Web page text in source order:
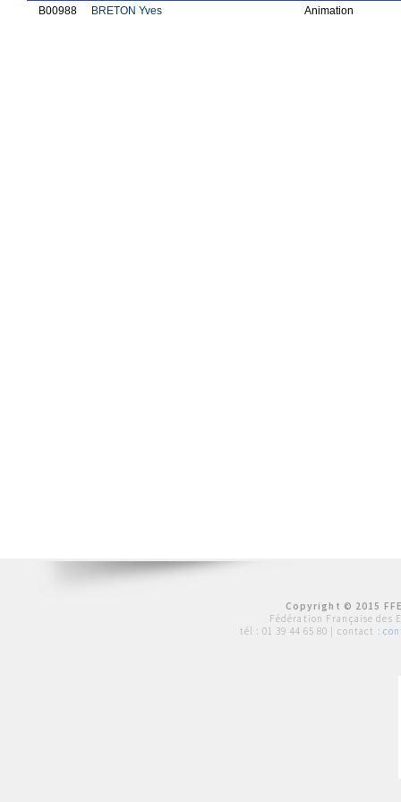
B00988 BRETON Yves Animation
Copyright © 2015
Fédération Française des
tél : 01 39 44 65 80 | contact :